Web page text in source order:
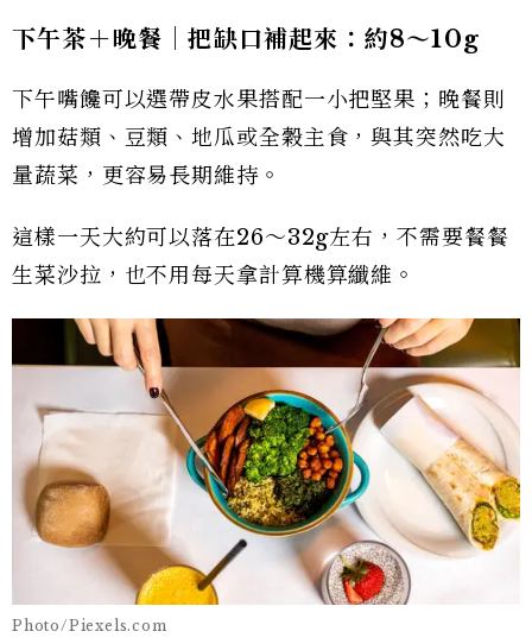
下午茶＋晚餐｜把缺口補起來：約8～10g
下午嘴饞可以選帶皮水果搭配一小把堅果；晚餐則
增加菇類、豆類、地瓜或全穀主食，與其突然吃大
量蔬菜，更容易長期維持。
這樣一天大約可以落在26～32g左右，不需要餐餐
生菜沙拉，也不用每天拿計算機算纖維。
Photo/Piexels.com